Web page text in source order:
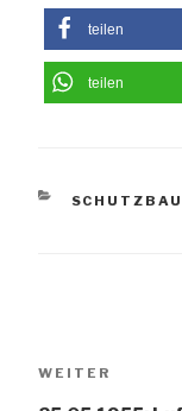
teilen
teilen
Nächster
WEITER